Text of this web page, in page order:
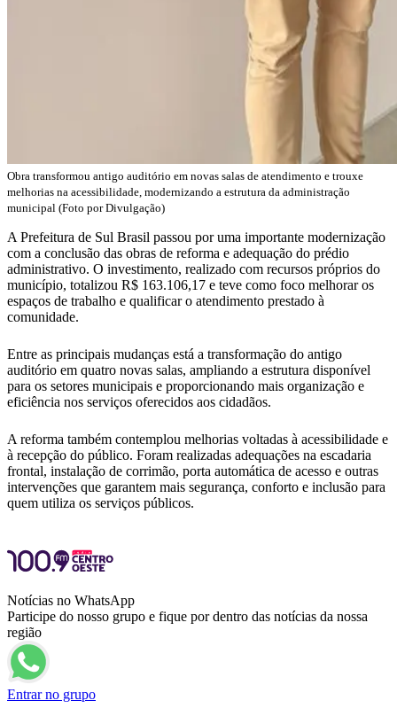
Obra transformou antigo auditório em novas salas de atendimento e trouxe
melhorias na acessibilidade, modernizando a estrutura da administração
municipal (Foto por Divulgação)
A Prefeitura de Sul Brasil passou por uma importante modernização
com a conclusão das obras de reforma e adequação do prédio
administrativo. O investimento, realizado com recursos próprios do
município, totalizou R$ 163.106,17 e teve como foco melhorar os
espaços de trabalho e qualificar o atendimento prestado à
comunidade.
Entre as principais mudanças está a transformação do antigo
auditório em quatro novas salas, ampliando a estrutura disponível
para os setores municipais e proporcionando mais organização e
eficiência nos serviços oferecidos aos cidadãos.
A reforma também contemplou melhorias voltadas à acessibilidade e
à recepção do público. Foram realizadas adequações na escadaria
frontal, instalação de corrimão, porta automática de acesso e outras
intervenções que garantem mais segurança, conforto e inclusão para
quem utiliza os serviços públicos.
Notícias no WhatsApp
Participe do nosso grupo e fique por dentro das notícias da nossa
região
Entrar no grupo